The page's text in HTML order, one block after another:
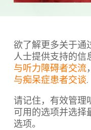
欲了解更多关于通
人士提供支持的信
与听力障碍者交流
与痴呆症患者交谈.
请记住，有效管理
可用的选项并选择
选项。